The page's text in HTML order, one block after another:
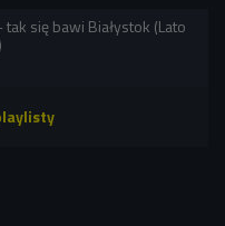
się bawi Białystok (Lato